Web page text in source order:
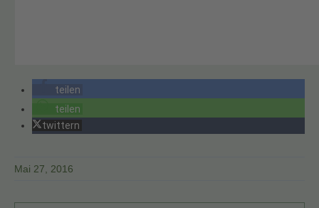
teilen
teilen
twittern
Mai 27, 2016